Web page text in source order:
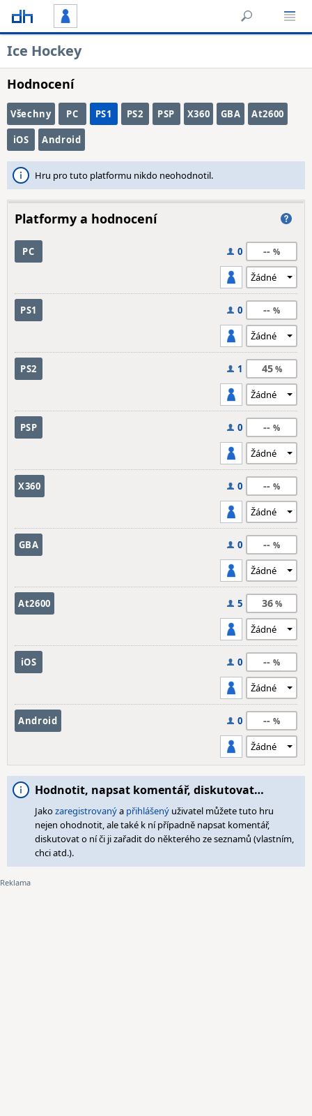
Ice Hockey
Hodnocení
Všechny PC PS1 PS2 PSP X360 GBA At2600
iOS Android
Hru pro tuto platformu nikdo neohodnotil.
Platformy a hodnocení
PC 0 --
PS1 0 --
PS2 1 45
PSP 0 --
X360 0 --
GBA 0 --
At2600 5 36
iOS 0 --
Android 0 --
Hodnotit, napsat komentář, diskutovat…
Jakozaregistrovanýa přihlášený uživatel můžete tuto hru
nejen ohodnotit, ale také k ní případně napsat komentář,
diskutovat o ní či ji zařadit do některého ze seznamů (vlastním,
chci atd.).